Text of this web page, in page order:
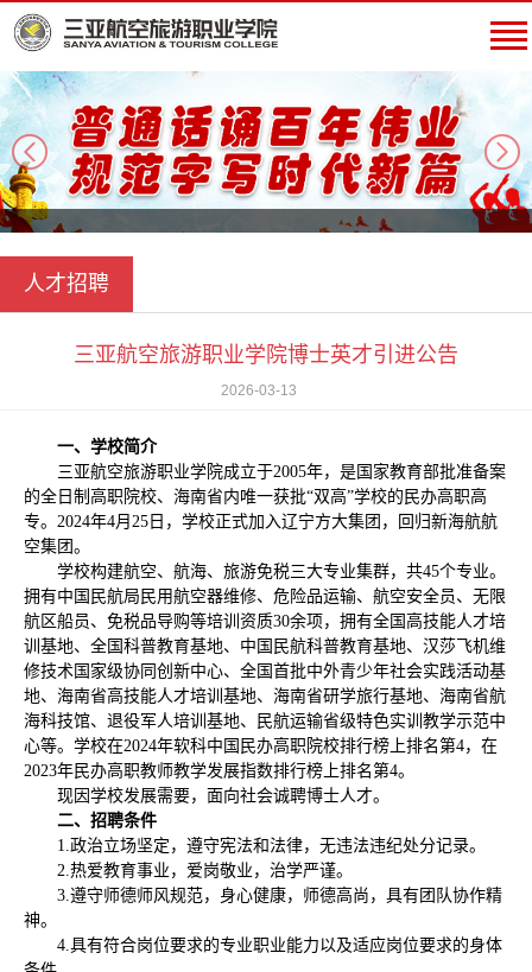
next
人才招聘
三亚航空旅游职业学院博士英才引进公告
2026-03-13
一、学校简介
三亚航空旅游职业学院成立于2005年，是国家教育部批准备案
的全日制高职院校、海南省内唯一获批“双高”学校的民办高职高
专。2024年4月25日，学校正式加入辽宁方大集团，回归新海航航
空集团。
学校构建航空、航海、旅游免税三大专业集群，共45个专业。
拥有中国民航局民用航空器维修、危险品运输、航空安全员、无限
航区船员、免税品导购等培训资质30余项，拥有全国高技能人才培
训基地、全国科普教育基地、中国民航科普教育基地、汉莎飞机维
修技术国家级协同创新中心、全国首批中外青少年社会实践活动基
地、海南省高技能人才培训基地、海南省研学旅行基地、海南省航
海科技馆、退役军人培训基地、民航运输省级特色实训教学示范中
心等。学校在2024年软科中国民办高职院校排行榜上排名第4，在
2023年民办高职教师教学发展指数排行榜上排名第4。
现因学校发展需要，面向社会诚聘博士人才。
二、招聘条件
1.政治立场坚定，遵守宪法和法律，无违法违纪处分记录。
2.热爱教育事业，爱岗敬业，治学严谨。
3.遵守师德师风规范，身心健康，师德高尚，具有团队协作精
神。
4.具有符合岗位要求的专业职业能力以及适应岗位要求的身体